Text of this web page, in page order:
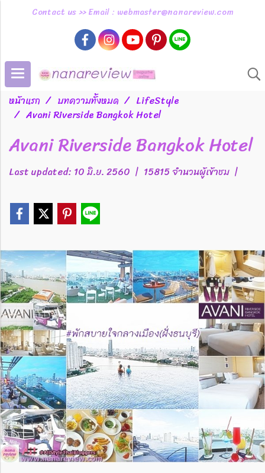
Contact us >> Email : webmaster@nanareview.com
หน้าแรก บทความทั้งหมด
LifeStyle
Avani Riverside Bangkok Hotel
Avani Riverside Bangkok Hotel
Last updated: 10 มิ.ย. 2560 | 15815 จำนวนผู้เข้าชม |